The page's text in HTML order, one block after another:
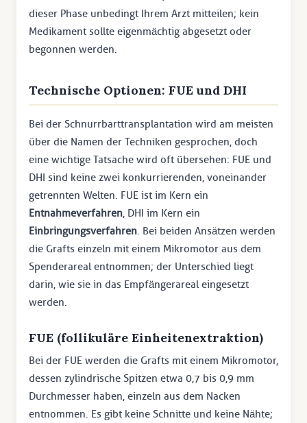
dieser Phase unbedingt Ihrem Arzt mitteilen; kein
Medikament sollte eigenmächtig abgesetzt oder
begonnen werden.
Technische Optionen: FUE und DHI
Bei der Schnurrbarttransplantation wird am meisten
über die Namen der Techniken gesprochen, doch
eine wichtige Tatsache wird oft übersehen: FUE und
DHI sind keine zwei konkurrierenden, voneinander
getrennten Welten. FUE ist im Kern ein
Entnahmeverfahren, DHI im Kern ein
Einbringungsverfahren. Bei beiden Ansätzen werden
die Grafts einzeln mit einem Mikromotor aus dem
Spenderareal entnommen; der Unterschied liegt
darin, wie sie in das Empfängerareal eingesetzt
werden.
FUE (follikuläre Einheitenextraktion)
Bei der FUE werden die Grafts mit einem Mikromotor,
dessen zylindrische Spitzen etwa 0,7 bis 0,9 mm
Durchmesser haben, einzeln aus dem Nacken
entnommen. Es gibt keine Schnitte und keine Nähte;